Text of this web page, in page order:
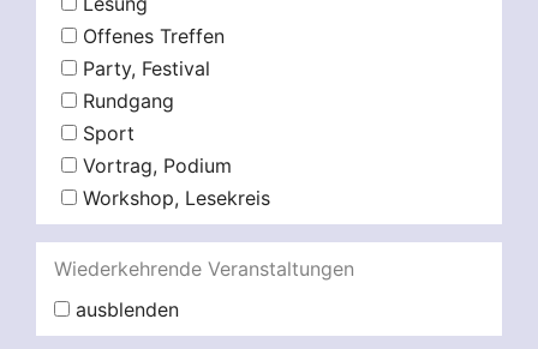
Offenes Treffen
Party, Festival
Rundgang
Sport
Vortrag, Podium
Workshop, Lesekreis
Wiederkehrende Veranstaltungen
ausblenden